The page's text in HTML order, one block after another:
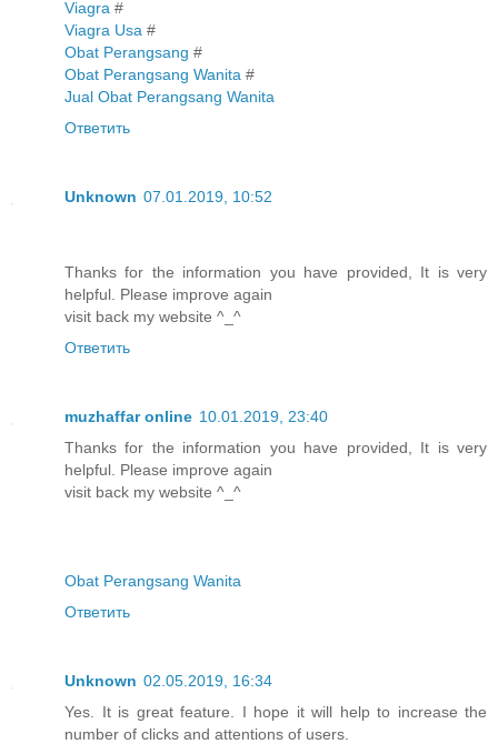
Viagra #
Viagra Usa #
Obat Perangsang #
Obat Perangsang Wanita #
Jual Obat Perangsang Wanita
Ответить
Unknown 07.01.2019, 10:52
Thanks for the information you have provided, It is very
helpful. Please improve again
visit back my website ^_^
Ответить
muzhaffar online 10.01.2019, 23:40
Thanks for the information you have provided, It is very
helpful. Please improve again
visit back my website ^_^
Obat Perangsang Wanita
Ответить
Unknown 02.05.2019, 16:34
Yes. It is great feature. I hope it will help to increase the
number of clicks and attentions of users.